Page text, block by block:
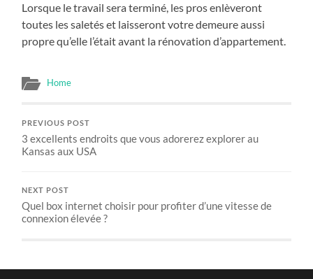
Lorsque le travail sera terminé, les pros enlèveront
toutes les saletés et laisseront votre demeure aussi
propre qu’elle l’était avant la rénovation d’appartement.
Home
PREVIOUS POST
3 excellents endroits que vous adorerez explorer au
Kansas aux USA
NEXT POST
Quel box internet choisir pour profiter d’une vitesse de
connexion élevée ?